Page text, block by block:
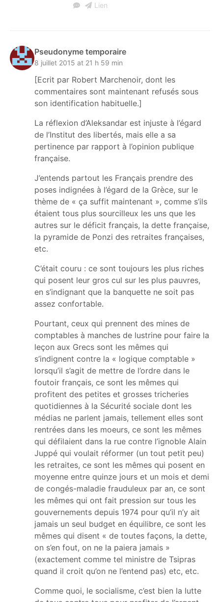
Lien
Pseudonyme temporaire
8 juillet 2015 at 21 h 59 min
[Ecrit par Robert Marchenoir, dont les
commentaires sont maintenant refusés sous
son identification habituelle.]
La réflexion d’Aleksandar est injuste à l’égard
de l’Institut des libertés, mais elle a sa
pertinence par rapport à l’opinion publique
française.
J’entends partout les Français prendre des
poses indignées à l’égard de la Grèce, sur le
thème de « ça suffit maintenant », comme s’ils
étaient tous plus sourcilleux les uns que les
autres sur le déficit français, la dette française,
la pyramide de Ponzi des retraites françaises,
etc.
C’était couru : ce sont toujours les plus riches
qui posent leur gros cul sur les plus pauvres,
en s’indignant que la banquette ne soit pas
assez confortable.
Pourtant, ceux qui prennent des mines de
comptables à manches de lustrine pour faire la
leçon aux Grecs sont les mêmes qui
s’indignent contre la « logique comptable »
lorsqu’il s’agit de mettre de l’ordre dans le
foutoir français, ce sont les mêmes qui
profitent des petites et grosses tricheries
quotidiennes à la Sécurité sociale dont les
médias ne parlent jamais, tellement elles sont
rentrées dans les moeurs, ce sont les mêmes
qui défilaient dans la rue contre l’ignoble Alain
Juppé qui voulait réformer (un tout petit peu)
les retraites, ce sont les mêmes qui posent en
moyenne entre quinze jours et un mois et demi
de congés-maladie frauduleux par an, ce sont
les mêmes qui ont fait pression sur tous les
gouvernements depuis 1974 pour qu’il n’y ait
jamais un seul budget en équilibre, ce sont les
mêmes qui disent « de toutes façons, la dette,
on s’en fout, on ne la paiera jamais »
(exactement comme tel ministre de Tsipras
quand il croit qu’on ne l’entend pas) etc, etc.
Comme quoi, le socialisme, c’est bien la lutte